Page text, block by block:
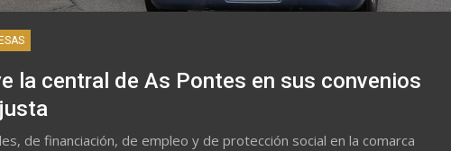
la central de As Pontes en sus convenios
de financiación, de empleo y de protección social en la comarca